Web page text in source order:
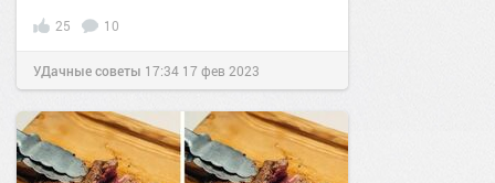
25 10
УДачные советы 17:34 17 фев 2023